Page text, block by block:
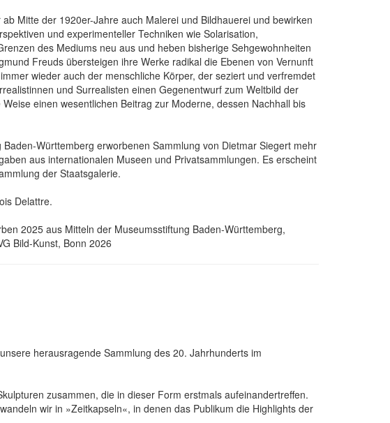
Mitte der 1920er-Jahre auch Malerei und Bildhauerei und bewirken
und experimenteller Techniken wie Solarisation,
des Mediums neu aus und heben bisherige Sehgewohnheiten
Freuds übersteigen ihre Werke radikal die Ebenen von Vernunft
wieder auch der menschliche Körper, der seziert und verfremdet
und Surrealisten einen Gegenentwurf zum Weltbild der
einen wesentlichen Beitrag zur Moderne, dessen Nachhall bis
Württemberg erworbenen Sammlung von Dietmar Siegert mehr
aus internationalen Museen und Privatsammlungen. Es erscheint
der Staatsgalerie.
Delattre.
2025 aus Mitteln der Museumsstiftung Baden-Württemberg,
Bild-Kunst, Bonn 2026
herausragende Sammlung des 20. Jahrhunderts im
zusammen, die in dieser Form erstmals aufeinandertreffen.
wir in »Zeitkapseln«, in denen das Publikum die Highlights der